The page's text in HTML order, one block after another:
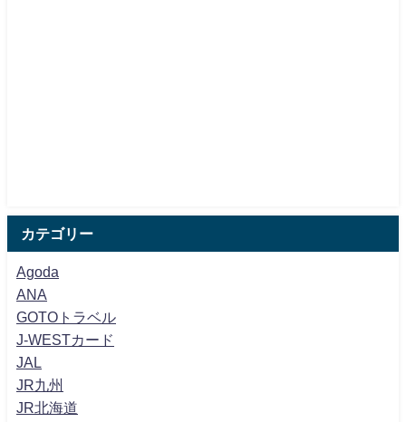
カテゴリー
Agoda
ANA
GOTOトラベル
J-WESTカード
JAL
JR九州
JR北海道